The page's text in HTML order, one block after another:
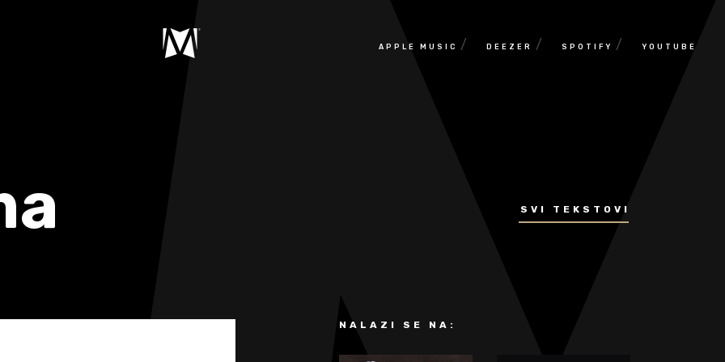
APPLE MUSIC / DEEZER / SPOTIFY / YOUTUBE
SVI TEKSTOVI
NALAZI SE NA: